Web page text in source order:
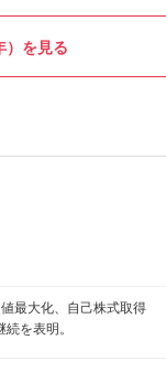
）を見る
最大化、自己株式取得
を表明。